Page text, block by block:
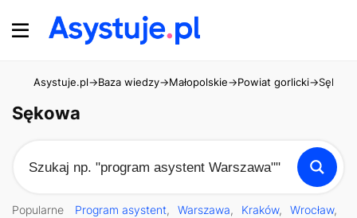
Asystuje.pl→Baza wiedzy→Małopolskie→Powiat gorlicki→Sękowa
Sękowa
Popularne Program asystent Warszawa Kraków
Wrocław